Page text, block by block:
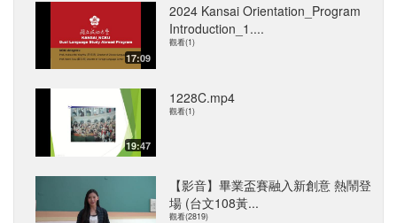
17:09
2024 Kansai Orientation_Program
Introduction_1....
觀看(1)
19:47
1228C.mp4
觀看(1)
【影音】畢業盃賽融入新創意 熱鬧登
場 (台文108黃...
觀看(2819)